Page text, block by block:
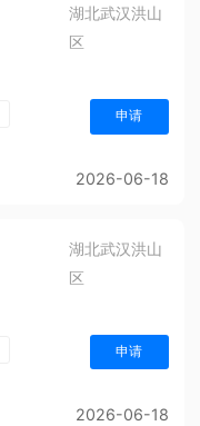
湖北武汉洪山
区
申请
2026-06-18
湖北武汉洪山
区
申请
2026-06-18